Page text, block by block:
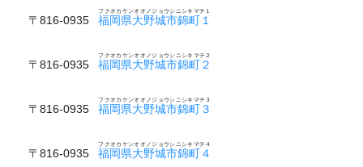
〒816-0935 福岡県大野城市錦町１
フクオカケンオオノジョウシニシキマチ１
〒816-0935 福岡県大野城市錦町２
フクオカケンオオノジョウシニシキマチ２
〒816-0935 福岡県大野城市錦町３
フクオカケンオオノジョウシニシキマチ３
〒816-0935 福岡県大野城市錦町４
フクオカケンオオノジョウシニシキマチ４